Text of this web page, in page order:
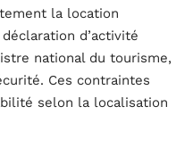
la location
d’activité
national du tourisme,
Ces contraintes
selon la localisation